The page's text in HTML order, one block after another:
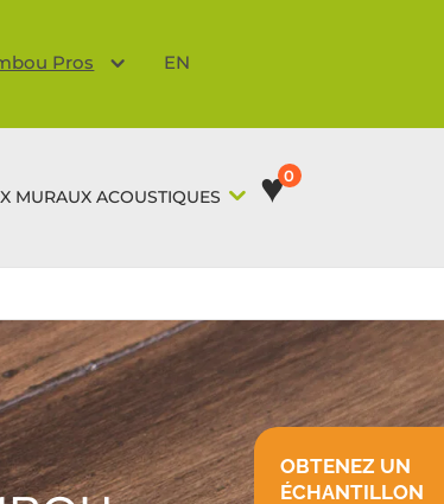
Pros EN
MURAUX ACOUSTIQUES ♥0
OBTENEZ UN
ÉCHANTILLON